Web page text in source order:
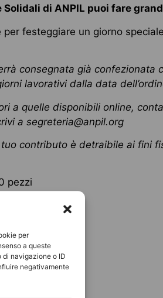
per
a queste
navigazione o ID
negativamente
Solidali di ANPIL puoi fare
per festeggiare un giorno
consegnata già confezionata
lavorativi dalla data
a quelle disponibili online,
asegreteria@anpil.org
contributo è detraibile ai fini
pezzi